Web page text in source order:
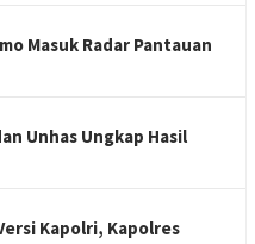
Masuk Radar Pantauan
Unhas Ungkap Hasil
Kapolri, Kapolres